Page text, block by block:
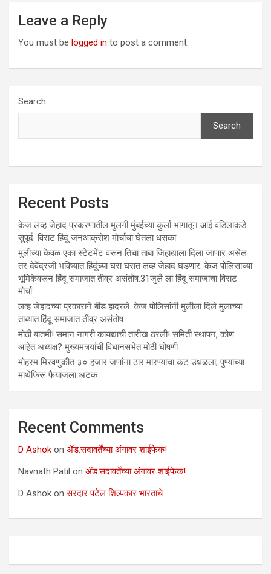
Leave a Reply
You must be logged in to post a comment.
Search
Search
Recent Posts
केज लव्ह जेहाद प्रकरणातील मुलगी मुंबईच्या कुर्ला भागातून आई वडिलांकडे
सुपूर्द. विराट हिंदू जनआक्रोश मोर्चाचा घेतला धसका
मुलीच्या केवळ एका स्टेटमेंट वरून तिचा ताबा जिहाद्याला दिला जाणार असेल
तर देवेंद्रजी भविष्यात हिंदूंच्या घरा घरात लव्ह जेहाद घडणार. केज पोलिसांच्या
भूमिकेवरून हिंदू समाजात तीव्र असंतोष.31जुलै ला हिंदू समाजाचा विराट
मोर्चा.
लव्ह जेहादच्या प्रकाराने बीड हादरले. केज पोलिसांनी मुलीला दिले मुलाच्या
ताब्यात.हिंदू समाजात तीव्र असंतोष
मोठी बातमी! समान नागरी कायद्याची तारीख ठरली! समिती स्थापन, कोण
आहेत अध्यक्ष? मुख्यमंत्र्यांची विधानसभेत मोठी घोषणी
मोहरम मिरवणुकीत ३० हजार जणांना ठार मारण्‍याचा कट उधळला; पुण्‍याच्‍या
माथेफिरू फैयाजला अटक
Recent Comments
D Ashok on ॲड.सदावर्तेंच्या अंगावर शाईफेक!
Navnath Patil on ॲड.सदावर्तेंच्या अंगावर शाईफेक!
D Ashok onसरदार पटेल शिल्पकार भारताचे